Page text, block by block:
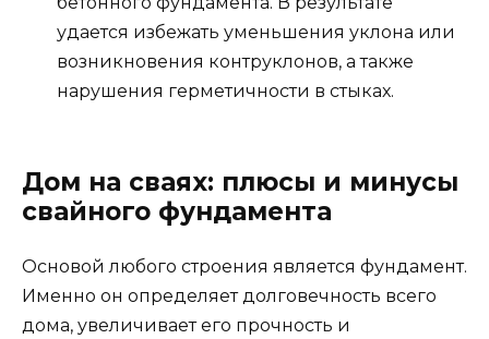
удается избежать уменьшения уклона или
возникновения контруклонов, а также
нарушения герметичности в стыках.
Дом на сваях: плюсы и минусы
свайного фундамента
Основой любого строения является фундамент.
Именно он определяет долговечность всего
дома, увеличивает его прочность и